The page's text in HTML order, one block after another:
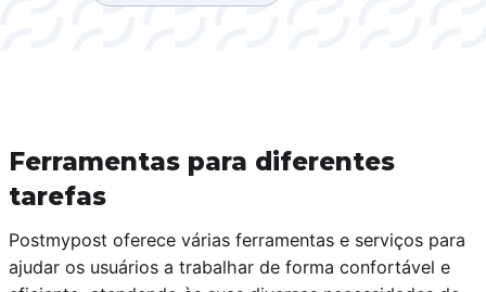
Ferramentas para diferentes
tarefas
Postmypost oferece várias ferramentas e serviços para
ajudar os usuários a trabalhar de forma confortável e